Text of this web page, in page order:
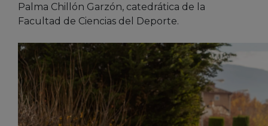
Palma Chillón Garzón, catedrática de la
Facultad de Ciencias del Deporte.